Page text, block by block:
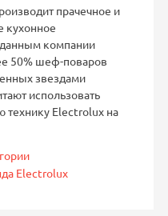
прачечное и
кухонное
компании
50% шеф-поваров
звездами
использовать
технику Electrolux на
Electrolux